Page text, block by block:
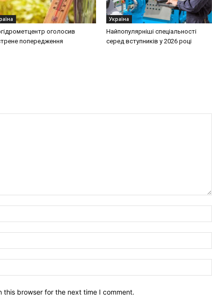
оголосив
попередження
Україна
Найпопулярніші спеціальності
серед вступників у 2026 році
this browser for the next time I comment.